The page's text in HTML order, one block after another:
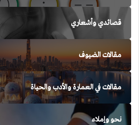
قصائدي وأشعاري
مقالات الضيوف
مقالات في العمارة والأدب والحياة
نحو وإملاء